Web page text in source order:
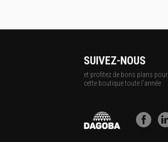
SUIVEZ-NOUS
et profitez de bons plans pour
cette boutique toute l'année